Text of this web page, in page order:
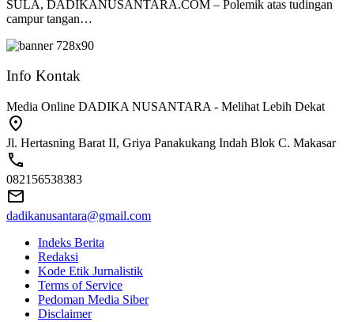
SULA, DADIKANUSANTARA.COM – Polemik atas tudingan
campur tangan…
Info Kontak
Media Online DADIKA NUSANTARA - Melihat Lebih Dekat
Jl. Hertasning Barat II, Griya Panakukang Indah Blok C. Makasar
082156538383
dadikanusantara@gmail.com
Indeks Berita
Redaksi
Kode Etik Jurnalistik
Terms of Service
Pedoman Media Siber
Disclaimer